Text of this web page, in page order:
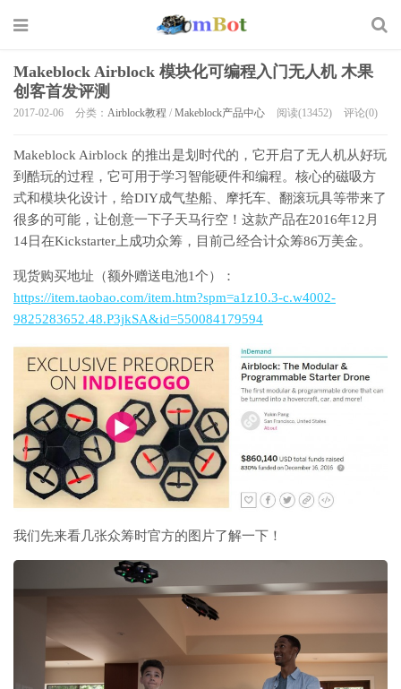
Makeblock Airblock 模块化可编程入门无人机 木果
创客首发评测
2017-02-06 分类： Airblock教程 / Makeblock产品中心 阅读(13452) 评论(0)
Makeblock Airblock 的推出是划时代的，它开启了无人机从好玩
到酷玩的过程，它可用于学习智能硬件和编程。核心的磁吸方
式和模块化设计，给DIY成气垫船、摩托车、翻滚玩具等带来了
很多的可能，让创意一下子天马行空！这款产品在2016年12月
14日在Kickstarter上成功众筹，目前己经合计众筹86万美金。
现货购买地址（额外赠送电池1个）：
https://item.taobao.com/item.htm?spm=a1z10.3-c.w4002-
9825283652.48.P3jkSA&id=550084179594
我们先来看几张众筹时官方的图片了解一下！